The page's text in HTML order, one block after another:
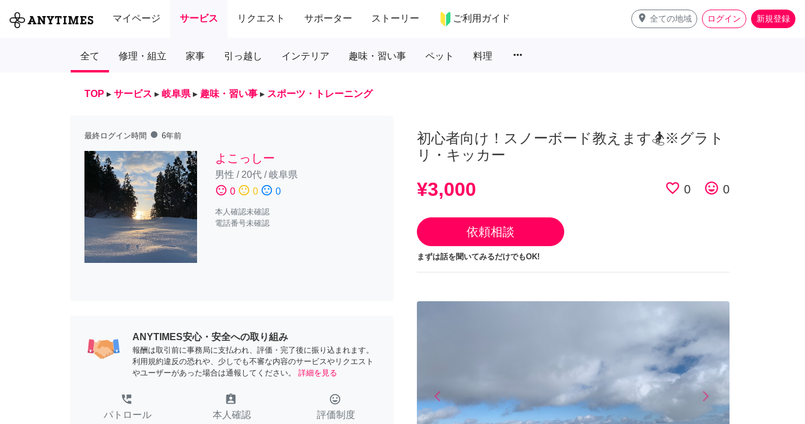
マイページ サービス リクエスト サポーター ストーリー ご利用ガイド place 全ての地域 ログイン 新規登録
全て 修理・組立 家事 引っ越し インテリア 趣味・習い事 ペット 料理 more_horiz
TOP ▸ サービス ▸ 岐阜県 ▸ 趣味・習い事 ▸ スポーツ・トレーニング
最終ログイン時間 fiber_manual_record 6年前
よこっしー
男性 / 20代/岐阜県
sentiment_satisfied 0 sentiment_neutral 0 sentiment_dissatisfied 0
本人確認未確認
電話番号未確認
ANYTIMES安心・安全への取り組み
報酬は取引前に事務局に支払われ、評価・完了後に振り込まれます。
利用規約違反の恐れや、少しでも不審な内容のサービスやリクエスト
やユーザーがあった場合は通報してください。
詳細を見る
perm_phone_msg
パトロール
assignment_ind
本人確認
tag_faces
評価制度
初心者向け！スノーボード教えます🏂※グラト
リ・キッカー
¥3,000 favorite_border 0 tag_faces 0
依頼相談
まずは話を聞いてみるだけでもOK!
arrow_back_iosPrevious arrow_forward_iosNext